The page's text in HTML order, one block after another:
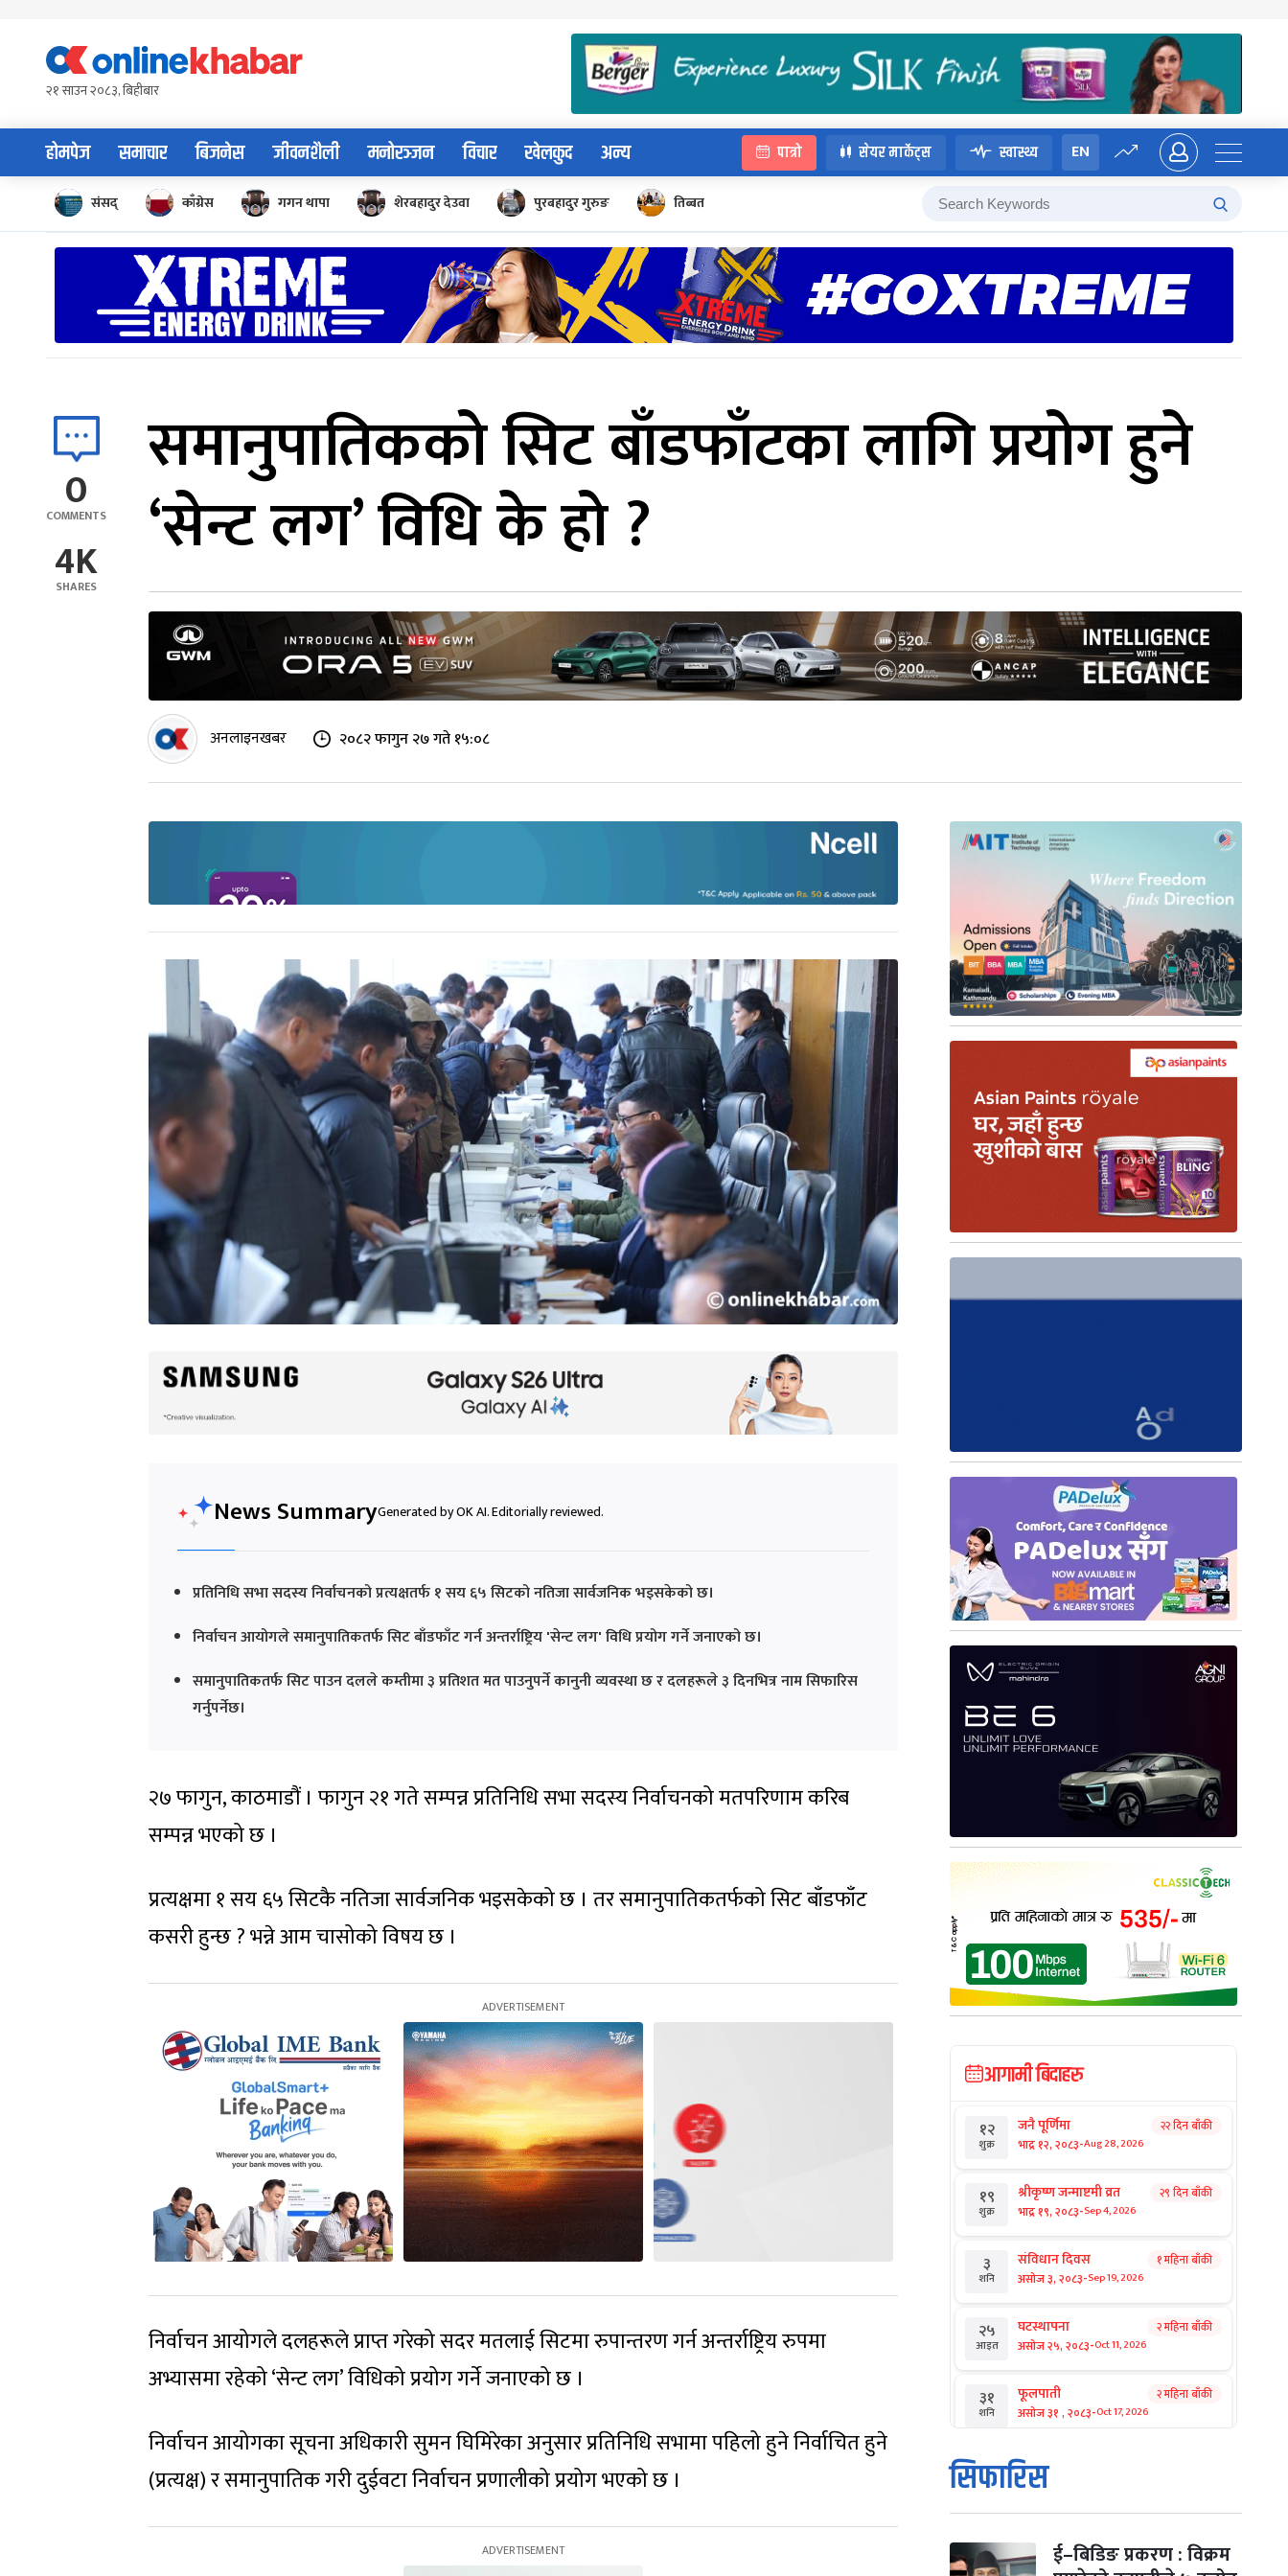
content२१ साउन २०८३, बिहीबार
होमपेज समाचार बिजनेस जीवनशैली मनोरञ्जन विचार खेलकुद अन्य पात्रो सेयर मार्केट्स स्वास्थ्य EN
संसद् काँग्रेस गगन थापा शेरबहादुर देउवा पुरबहादुर गुरुङ तिब्बत
0
COMMENTS
4K
SHARES
समानुपातिकको सिट बाँडफाँटका लागि प्रयोग हुने
‘सेन्ट लग’ विधि के हो ?
अनलाइनखबर २०८२ फागुन २७ गते १५:०८
News SummaryGenerated by OK AI. Editorially reviewed.
प्रतिनिधि सभा सदस्य निर्वाचनको प्रत्यक्षतर्फ १ सय ६५ सिटको नतिजा सार्वजनिक भइसकेको छ।
निर्वाचन आयोगले समानुपातिकतर्फ सिट बाँडफाँट गर्न अन्तर्राष्ट्रिय 'सेन्ट लग' विधि प्रयोग गर्ने जनाएको छ।
समानुपातिकतर्फ सिट पाउन दलले कम्तीमा ३ प्रतिशत मत पाउनुपर्ने कानुनी व्यवस्था छ र दलहरूले ३ दिनभित्र नाम सिफारिस
गर्नुपर्नेछ।
२७ फागुन, काठमाडौं । फागुन २१ गते सम्पन्न प्रतिनिधि सभा सदस्य निर्वाचनको मतपरिणाम करिब
सम्पन्न भएको छ ।
प्रत्यक्षमा १ सय ६५ सिटकै नतिजा सार्वजनिक भइसकेको छ । तर समानुपातिकतर्फको सिट बाँडफाँट
कसरी हुन्छ ? भन्ने आम चासोको विषय छ ।
निर्वाचन आयोगले दलहरूले प्राप्त गरेको सदर मतलाई सिटमा रुपान्तरण गर्न अन्तर्राष्ट्रिय रुपमा
अभ्यासमा रहेको ‘सेन्ट लग’ विधिको प्रयोग गर्ने जनाएको छ ।
निर्वाचन आयोगका सूचना अधिकारी सुमन घिमिरेका अनुसार प्रतिनिधि सभामा पहिलो हुने निर्वाचित हुने
(प्रत्यक्ष) र समानुपातिक गरी दुईवटा निर्वाचन प्रणालीको प्रयोग भएको छ ।
आगामी बिदाहरु
१२
शुक्र
जनै पूर्णिमा
भाद्र १२, २०८३-Aug 28, 2026
२२ दिन बाँकी
१९
शुक्र
श्रीकृष्ण जन्माष्टमी व्रत
भाद्र १९, २०८३-Sep 4, 2026
२९ दिन बाँकी
३
शनि
संविधान दिवस
असोज ३, २०८३-Sep 19, 2026
१ महिना बाँकी
२५
आइत
घटस्थापना
असोज २५, २०८३-Oct 11, 2026
२ महिना बाँकी
३१
शनि
फूलपाती
असोज ३१ , २०८३-Oct 17, 2026
२ महिना बाँकी
१
आइत
कार्तिक सङ्क्रान्ति
कार्तिक १, २०८३
मंगल कार्तिक ३, २०८३-Oct 20, 2026
सिफारिस
ई–बिडिङ प्रकरण : विक्रम